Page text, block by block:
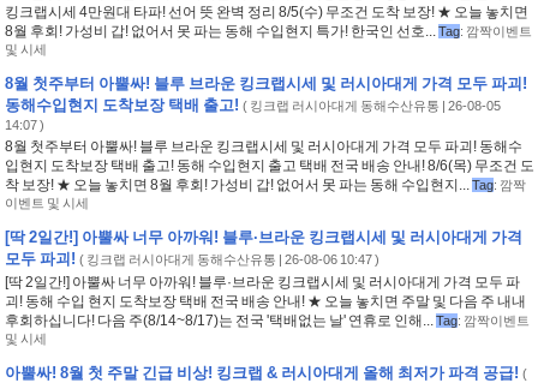
킹크랩시세 4만원대 타파! 선어 뜻 완벽 정리 8/5(수) 무조건 도착 보장! ★ 오늘 놓치면
8월 후회! 가성비 갑! 없어서 못 파는 동해 수입현지 특가! 한국인 선호...Tag: 깜짝이벤트
및 시세
8월 첫주부터 아뿔싸! 블루 브라운 킹크랩시세 및 러시아대게 가격 모두 파괴!
동해수입현지 도착보장 택배 출고! ( 킹크랩 러시아대게 동해수산유통 | 26-08-05
14:07 )
8월 첫주부터 아뿔싸! 블루 브라운 킹크랩시세 및 러시아대게 가격 모두 파괴! 동해수
입현지 도착보장 택배 출고! 동해 수입현지 출고 택배 전국 배송 안내! 8/6(목) 무조건 도
착 보장! ★ 오늘 놓치면 8월 후회! 가성비 갑! 없어서 못 파는 동해 수입현지...Tag: 깜짝
이벤트 및 시세
[딱 2일간!] 아뿔싸 너무 아까워! 블루·브라운 킹크랩시세 및 러시아대게 가격
모두 파괴! ( 킹크랩 러시아대게 동해수산유통 | 26-08-06 10:47 )
[딱 2일간!] 아뿔싸 너무 아까워! 블루·브라운 킹크랩시세 및 러시아대게 가격 모두 파
괴! 동해 수입 현지 도착보장 택배 전국 배송 안내! ★ 오늘 놓치면 주말 및 다음 주 내내
후회하십니다! 다음 주(8/14~8/17)는 전국 '택배없는 날' 연휴로 인해...Tag: 깜짝이벤트
및 시세
아뿔싸! 8월 첫 주말 긴급 비상! 킹크랩 & 러시아대게 올해 최저가 파격 공급! (